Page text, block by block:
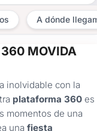
A dónde
MOVIDA
inolvidable con la
plataforma 360 es
momentos de una
una fiesta